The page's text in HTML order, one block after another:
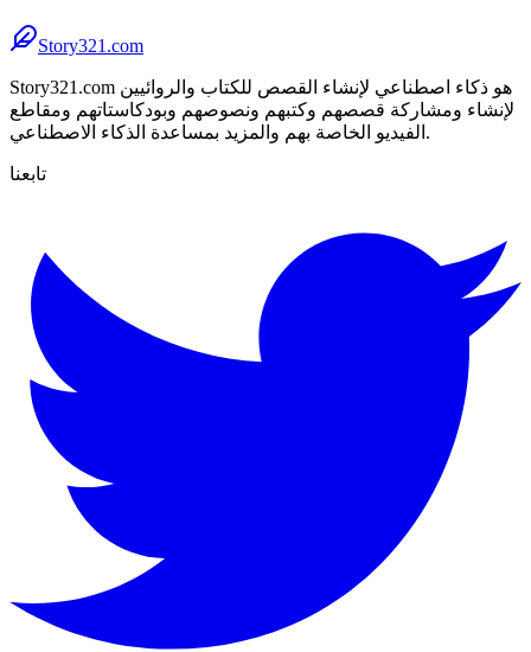
Story321.com
Story321.com هو ذكاء اصطناعي لإنشاء القصص للكتاب والروائيين
لإنشاء ومشاركة قصصهم وكتبهم ونصوصهم وبودكاستاتهم ومقاطع
الفيديو الخاصة بهم والمزيد بمساعدة الذكاء الاصطناعي.
تابعنا